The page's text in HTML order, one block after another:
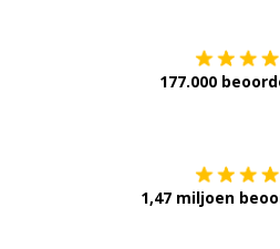
177.000
1,47 miljoen